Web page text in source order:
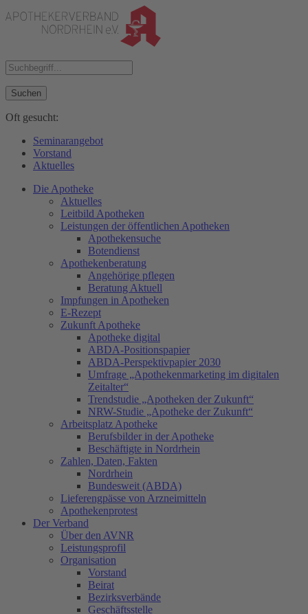
Suchen
Oft gesucht:
Seminarangebot
Vorstand
Aktuelles
Die Apotheke
Aktuelles
Leitbild Apotheken
Leistungen der öffentlichen Apotheken
Apothekensuche
Botendienst
Apothekenberatung
Angehörige pflegen
Beratung Aktuell
Impfungen in Apotheken
E-Rezept
Zukunft Apotheke
Apotheke digital
ABDA-Positionspapier
ABDA-Perspektivpapier 2030
Umfrage „Apothekenmarketing im digitalen
Zeitalter“
Trendstudie „Apotheken der Zukunft“
NRW-Studie „Apotheke der Zukunft“
Arbeitsplatz Apotheke
Berufsbilder in der Apotheke
Beschäftigte in Nordrhein
Zahlen, Daten, Fakten
Nordrhein
Bundesweit (ABDA)
Lieferengpässe von Arzneimitteln
Apothekenprotest
Der Verband
Über den AVNR
Leistungsprofil
Organisation
Vorstand
Beirat
Bezirksverbände
Geschäftsstelle